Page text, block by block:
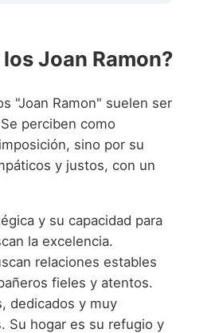
Joan Ramon?
"Joan Ramon" suelen ser
perciben como
sino por su
y justos, con un
y su capacidad para
la excelencia.
relaciones estables
fieles y atentos.
dedicados y muy
Su hogar es su refugio y